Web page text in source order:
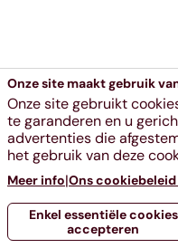
Onze site maakt gebruik
Onze site gebruikt
te garanderen en u
advertenties die
het gebruik van deze
Enkel essentiële cookies
accepteren
Meer info|Ons